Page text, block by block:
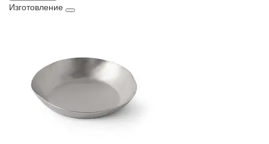
Изготовление